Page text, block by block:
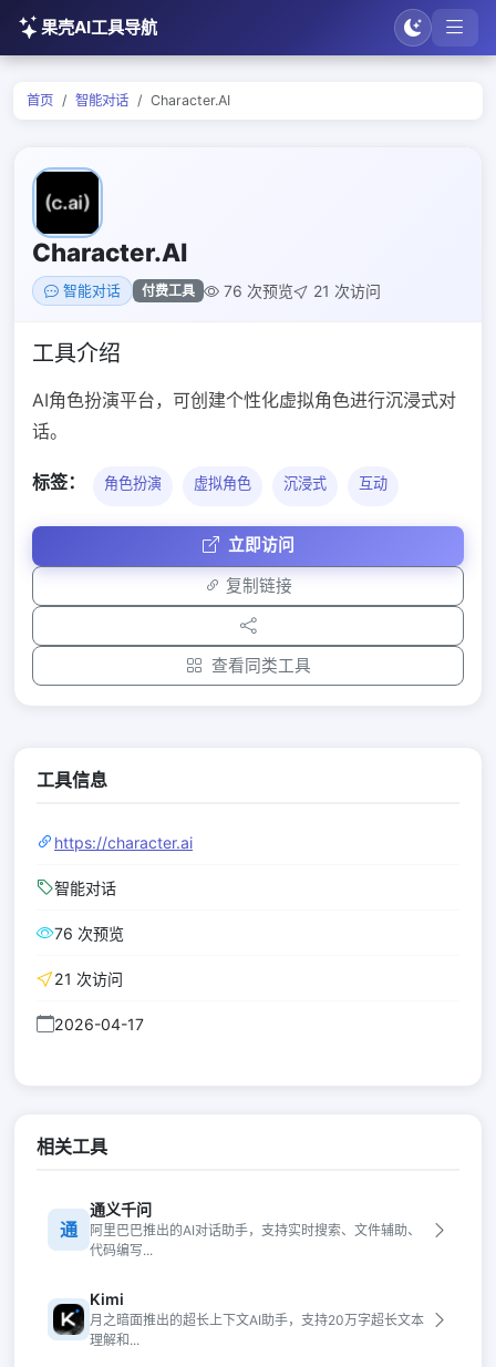
果壳AI工具导航
首页 智能对话 Character.AI
Character.AI
智能对话 付费工具 76 次预览 21 次访问
工具介绍
AI角色扮演平台，可创建个性化虚拟角色进行沉浸式对
话。
标签： 角色扮演 虚拟角色 沉浸式 互动
立即访问
复制链接
查看同类工具
工具信息
https://character.ai
智能对话
76 次预览
21 次访问
2026-04-17
相关工具
通
通义千问
阿里巴巴推出的AI对话助手，支持实时搜索、文件辅助、
代码编写...
Kimi
月之暗面推出的超长上下文AI助手，支持20万字超长文本
理解和...